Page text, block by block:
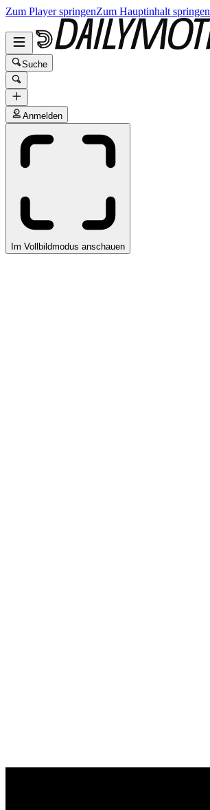
Zum Player springenZum Hauptinhalt springen
Suche
Anmelden
Im Vollbildmodus anschauen